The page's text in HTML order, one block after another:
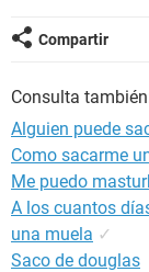
tiempo yo aun no
puede ayudar se
Compartir
Consulta
Alguien puede
Como sacarme
Me puedo
A los cuantos
una muela ✓
Saco de douglas